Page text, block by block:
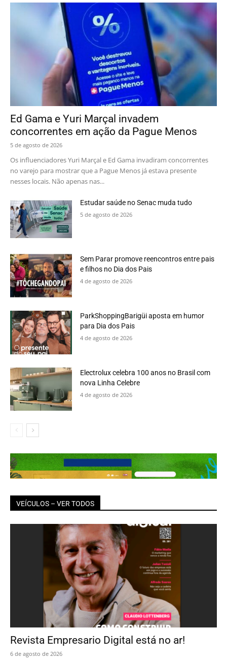
Ed Gama e Yuri Marçal invadem
concorrentes em ação da Pague Menos
5 de agosto de 2026
Os influenciadores Yuri Marçal e Ed Gama invadiram concorrentes
no varejo para mostrar que a Pague Menos já estava presente
nesses locais. Não apenas nas...
Estudar saúde no Senac muda tudo
5 de agosto de 2026
Sem Parar promove reencontros entre pais
e filhos no Dia dos Pais
4 de agosto de 2026
ParkShoppingBarigüi aposta em humor
para Dia dos Pais
4 de agosto de 2026
Electrolux celebra 100 anos no Brasil com
nova Linha Celebre
4 de agosto de 2026
VEÍCULOS – VER TODOS
Revista Empresario Digital está no ar!
6 de agosto de 2026